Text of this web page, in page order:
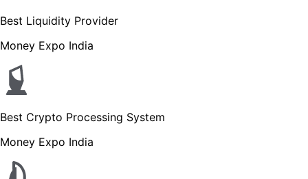
Best Liquidity Provider
Money Expo India
Best Crypto Processing System
Money Expo India